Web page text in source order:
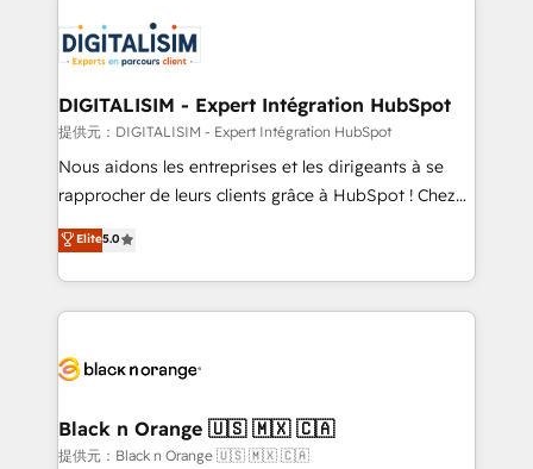
team of 25+ experts Contact us today to help you
get more from your investment in HubSpot.
Implementation partner, we provide expertise to
drive your business forward. Since 2015 we are fully
dedicated to HubSpot and with an experienced
team (50+), we work with reputable companies in
B2B sectors such as manufacturing, SaaS and
business services. We prepare a customized
impact of your digital transformation, including a
detailed financial rationale with a focus on ROI and
embark on a transformational journey that sets your
business up for long-term success. Unlock your
business. If not now, when?
DIGITALISIM - Expert Intégration HubSpot
提供元：DIGITALISIM - Expert Intégration HubSpot
Nous aidons les entreprises et les dirigeants à se
rapprocher de leurs clients grâce à HubSpot ! Chez
DIGITALISIM, nous avons l'intime conviction que la
réussite des entreprises passe par l’innovation web,
le marketing digital, et la relation client ! C'est
pourquoi, nos experts sont à la fois capables de
référencement, votre stratégie digitale et le pilotage
projet HubSpot avec DIGITALISIM : 🧽 Nettoyage,
migration et intégration des bases de données. 🚀
Elite5.0
Black n Orange 🇺🇸 🇲🇽 🇨🇦
提供元：Black n Orange 🇺🇸 🇲🇽 🇨🇦